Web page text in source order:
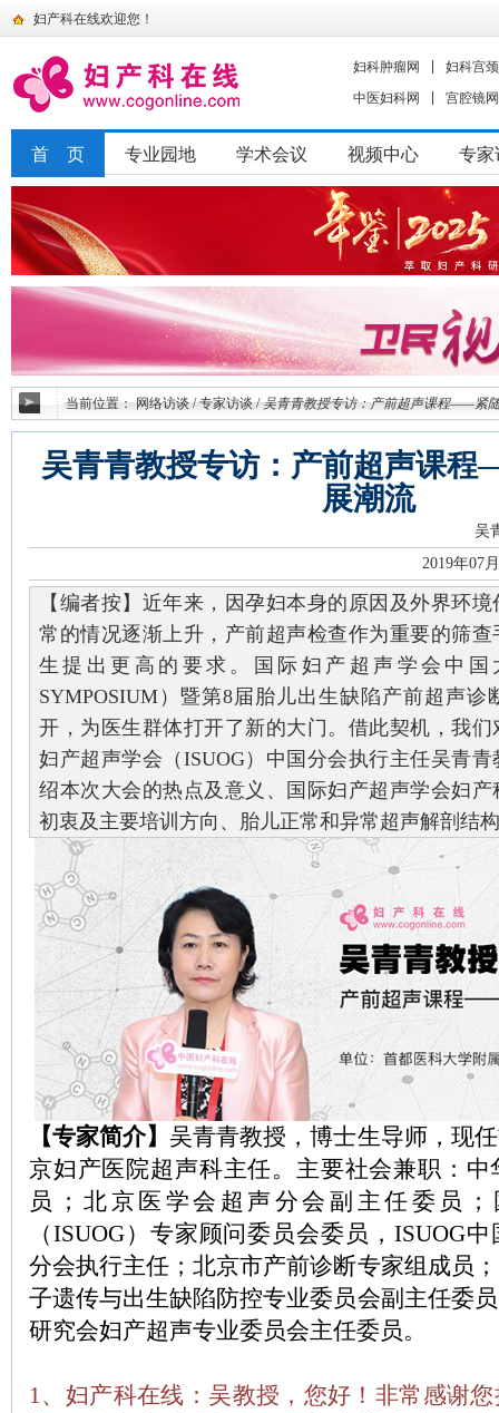
妇产科在线欢迎您！
妇科肿瘤网
妇科宫
中医妇科网
宫腔镜网
首 页 专业园地 学术会议 视频中心 专家
当前位置：网络访谈 / 专家访谈 / 吴青青教授专访：产前超声课程——紧
吴青青教授专访：产前超声课
展潮流
吴
2019年07
【编者按】近年来，因孕妇本身的原因及外界环
常的情况逐渐上升，产前超声检查作为重要的筛
生提出更高的要求。国际妇产超声学会中国
SYMPOSIUM）暨第8届胎儿出生缺陷产前超声
开，为医生群体打开了新的大门。借此契机，我
妇产超声学会（ISUOG）中国分会执行主任吴青
绍本次大会的热点及意义、国际妇产超声学会妇
初衷及主要培训方向、胎儿正常和异常超声解剖结
【专家简介】 吴青青教授，博士生导师，现
京妇产医院超声科主任。主要社会兼职：
员；北京医学会超声分会副主任委员
（ISUOG）专家顾问委员会委员，ISUOG
分会执行主任；北京市产前诊断专家组成员
子遗传与出生缺陷防控专业委员会副主任委
研究会妇产超声专业委员会主任委员。
1、妇产科在线：吴教授，您好！非常感谢